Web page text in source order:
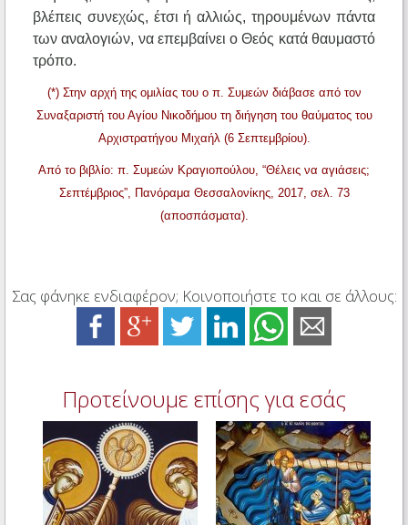
βλέπεις συνεχώς, έτσι ή αλλιώς, τηρουμένων πάντα
των αναλογιών, να επεμβαίνει ο Θεός κατά θαυμαστό
τρόπο.
(*) Στην αρχή της ομιλίας του ο π. Συμεών διάβασε από τον
Συναξαριστή του Αγίου Νικοδήμου τη διήγηση του θαύματος του
Αρχιστρατήγου Μιχαήλ (6 Σεπτεμβρίου).
Από το βιβλίο: π. Συμεών Κραγιοπούλου, “Θέλεις να αγιάσεις;
Σεπτέμβριος”, Πανόραμα Θεσσαλονίκης, 2017, σελ. 73
(αποσπάσματα).
Σας φάνηκε ενδιαφέρον; Κοινοποιήστε το και σε άλλους:
Προτείνουμε επίσης για εσάς